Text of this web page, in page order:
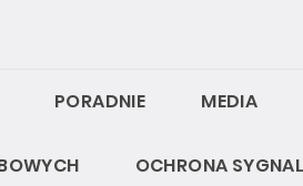
PORADNIE MEDIA
OCHRONA